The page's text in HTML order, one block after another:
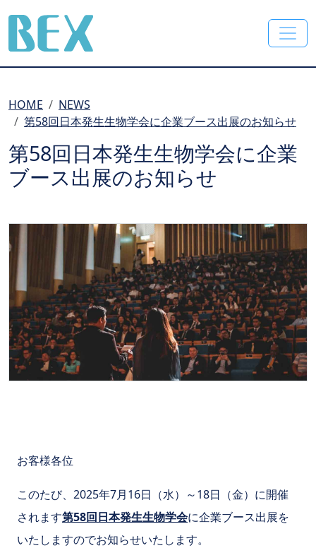
HOME
NEWS
第58回日本発生生物学会に企業ブース出展のお知らせ
第58回日本発生生物学会に企業
ブース出展のお知らせ
お客様各位
このたび、2025年7月16日（水）～18日（金）に開催
されます第58回日本発生生物学会に企業ブース出展を
いたしますのでお知らせいたします。